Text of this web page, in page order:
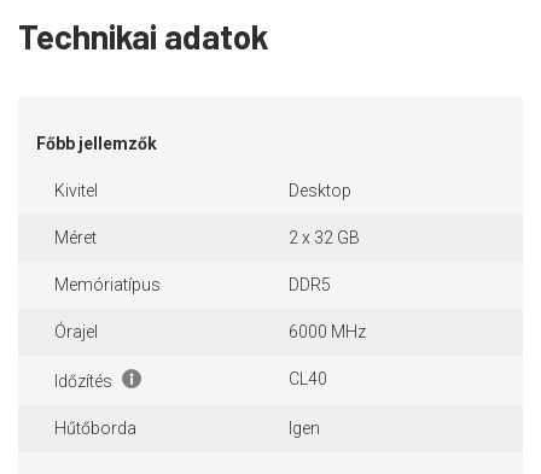
Technikai adatok
Főbb jellemzők
Kivitel Desktop
Méret 2 x 32 GB
Memóriatípus DDR5
Órajel 6000 MHz
Időzítés CL40
Hűtőborda Igen